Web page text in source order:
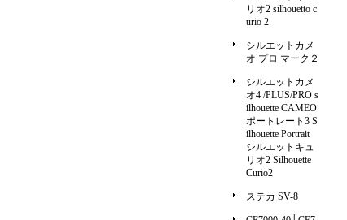
リオ2 silhouetto c
urio 2
シルエットカメ
オ プロ マーク２
シルエットカメ
オ4 /PLUS/PRO s
ilhouette CAMEO
ポートレート3 S
ilhouette Portrait
シルエットキュ
リオ2 Silhouette
Curio2
ステカ SV-8